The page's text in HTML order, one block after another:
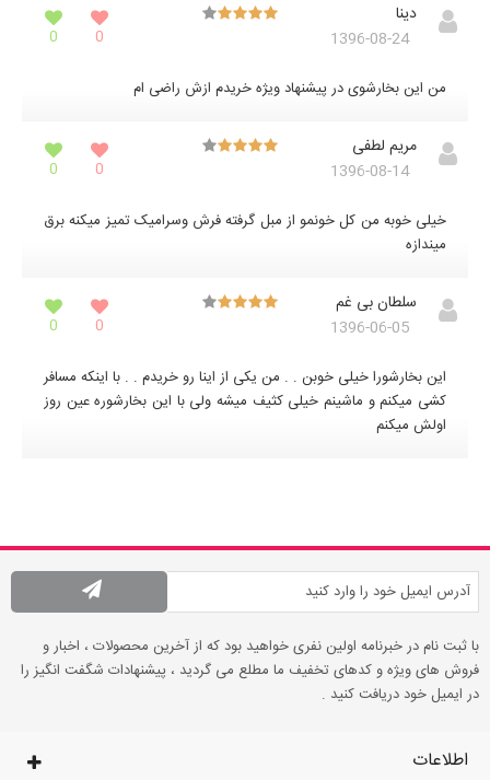
دینا
1396-08-24
0
0
من این بخارشوی در پیشنهاد ویژه خریدم ازش راضی ام
مریم لطفی
1396-08-14
0
0
خیلی خوبه من کل خونمو از مبل گرفته فرش وسرامیک تمیز میکنه برق
میندازه
سلطان بی غم
1396-06-05
0
0
این بخارشورا خیلی خوبن . . من یکی از اینا رو خریدم . . با اینکه مسافر
کشی میکنم و ماشینم خیلی کثیف میشه ولی با این بخارشوره عین روز
اولش میکنم
با ثبت نام در خبرنامه اولین نفری خواهید بود که از آخرین محصولات ، اخبار و
فروش های ویژه و کدهای تخفیف ما مطلع می گردید ، پیشنهادات شگفت انگیز را
در ایمیل خود دریافت کنید .
اطلاعات